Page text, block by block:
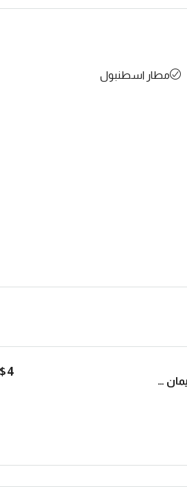
مطار اسطنبول
أرض زراعية للبيع في ولاية تيكرداغ وتحديدا سليمان باشا | L244